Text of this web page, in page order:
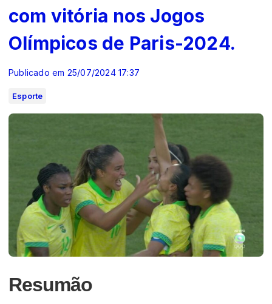
com vitória nos Jogos
Olímpicos de Paris-2024.
Publicado em 25/07/2024 17:37
Esporte
Resumão